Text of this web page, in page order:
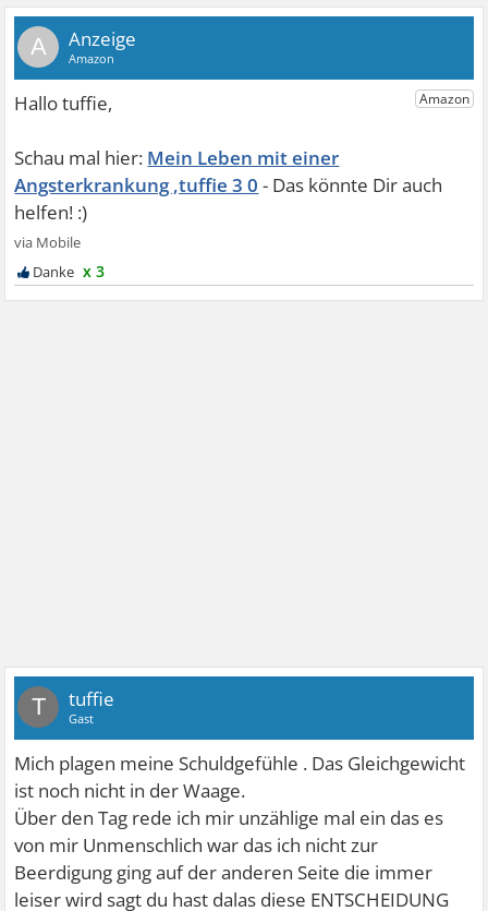
A
Mein Leben mit einer
Angsterkrankung ,tuffie 3 0
x 3
T tuffie
Gast
Mich plagen meine Schuldgefühle . Das Gleichgewicht
ist noch nicht in der Waage.
Über den Tag rede ich mir unzählige mal ein das es
von mir Unmenschlich war das ich nicht zur
Beerdigung ging auf der anderen Seite die immer
leiser wird sagt du hast dalas diese ENTSCHEIDUNG